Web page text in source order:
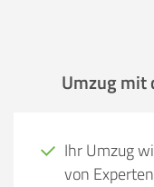
Umzug mit
Ihr Umzug
von